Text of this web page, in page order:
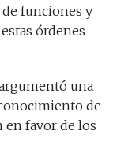
funciones y
órdenes
una
de
en favor de los